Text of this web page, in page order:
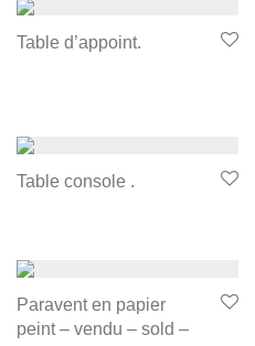
Table d’appoint.
Table console .
Paravent en papier
peint – vendu – sold –